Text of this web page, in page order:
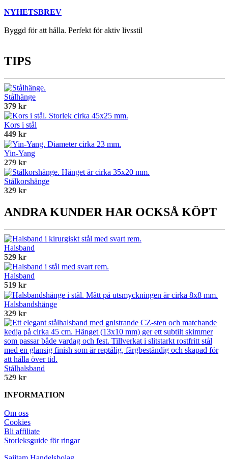
NYHETSBREV
Byggd för att hålla. Perfekt för aktiv livsstil
TIPS
Stålhänge
379 kr
Kors i stål
449 kr
Yin-Yang
279 kr
Stålkorshänge
329 kr
ANDRA KUNDER HAR OCKSÅ KÖPT
Halsband
529 kr
Halsband
519 kr
Halsbandshänge
329 kr
Stålhalsband
529 kr
INFORMATION
Om oss
Cookies
Bli affiliate
Storleksguide för ringar